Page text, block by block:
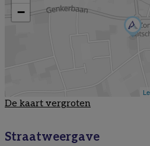
De kaart vergroten
Straatweergave